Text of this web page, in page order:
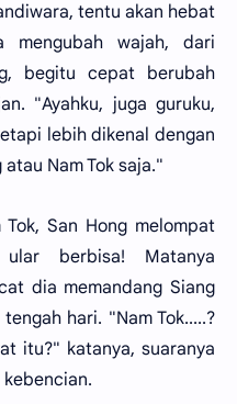
tentu akan hebat
mengubah wajah, dari
begitu cepat berubah
"Ayahku, juga guruku,
lebih dikenal dengan
Nam Tok saja."
San Hong melompat
berbisa! Matanya
dia memandang Siang
hari. "Nam Tok.....?
itu?" katanya, suaranya